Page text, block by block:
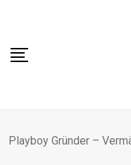
content
Playboy Gründer –